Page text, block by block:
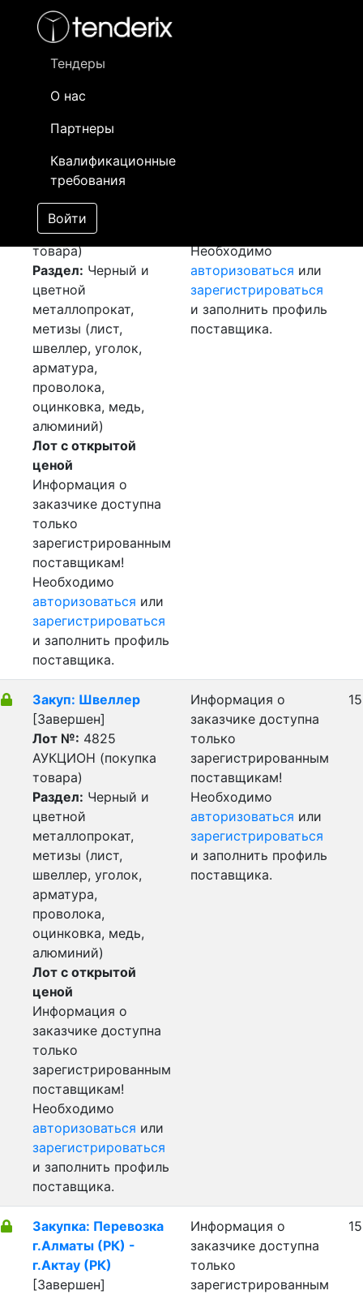
Тендеры
О нас
Партнеры
Квалификационные
требования
Войти
- активный лот
- сохраненный лот (не опубликован)
Закупка: Лист
медный
[Завершен]
[Лот не состоялся]
Лот №:4827
АУКЦИОН (покупка
товара)
Раздел: Черный и
цветной
металлопрокат,
метизы (лист,
швеллер, уголок,
арматура,
проволока,
оцинковка, медь,
алюминий)
Лот с открытой
ценой
Информация о
заказчике доступна
только
зарегистрированным
поставщикам!
Необходимо
авторизоваться или
зарегистрироваться
и заполнить профиль
поставщика.
Необходимо
авторизоваться или
зарегистрироваться
и заполнить профиль
поставщика.
Закуп: Швеллер
[Завершен]
Лот №: 4825
АУКЦИОН (покупка
товара)
Раздел: Черный и
цветной
металлопрокат,
метизы (лист,
швеллер, уголок,
арматура,
проволока,
оцинковка, медь,
алюминий)
Лот с открытой
ценой
Информация о
заказчике доступна
только
зарегистрированным
поставщикам!
Необходимо
авторизоваться или
зарегистрироваться
и заполнить профиль
поставщика.
Информация о
заказчике доступна
только
зарегистрированным
поставщикам!
Необходимо
авторизоваться или
зарегистрироваться
и заполнить профиль
поставщика.
Закупка: Перевозка
г.Алматы (РК) -
г.Актау (РК)
[Завершен]
Информация о
заказчике доступна
только
зарегистрированным